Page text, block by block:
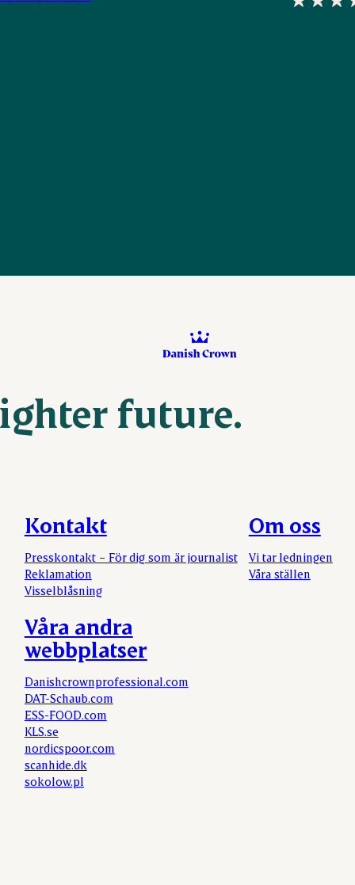
future.
Kontakt
Presskontakt – För dig som är journalist
Reklamation
Visselblåsning
Om oss
Vi tar ledningen
Våra ställen
Våra andra
webbplatser
Danishcrownprofessional.com
DAT-Schaub.com
ESS-FOOD.com
KLS.se
nordicspoor.com
scanhide.dk
sokolow.pl